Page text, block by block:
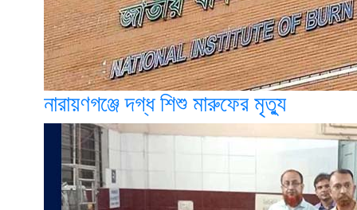
নারায়ণগঞ্জে দগ্ধ শিশু মারুফের মৃত্যু